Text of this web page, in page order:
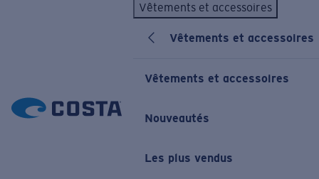
Vêtements et accessoires
Vêtements et accessoires
Vêtements et accessoires
Nouveautés
Les plus vendus